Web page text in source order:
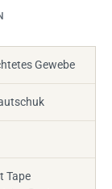
Gewebe
Tape